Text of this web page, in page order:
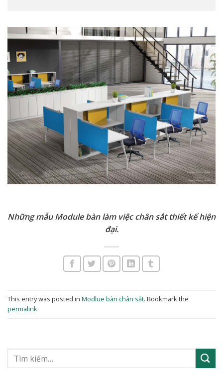
Những mẫu Module bàn làm việc chân sắt thiết kế hiện
đại.
This entry was posted in Modlue bàn chân sắt. Bookmark the
permalink.